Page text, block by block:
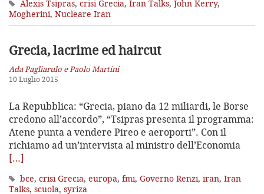
Alexis Tsipras, crisi Grecia, Iran Talks, John Kerry,
Mogherini, Nucleare Iran
Grecia, lacrime ed haircut
Ada Pagliarulo e Paolo Martini
10 Luglio 2015
La Repubblica: “Grecia, piano da 12 miliardi, le Borse
credono all’accordo”, “Tsipras presenta il programma:
Atene punta a vendere Pireo e aeroporti”. Con il
richiamo ad un’intervista al ministro dell’Economia
[…]
bce, crisi Grecia, europa, fmi, Governo Renzi, iran, Iran
Talks, scuola, syriza